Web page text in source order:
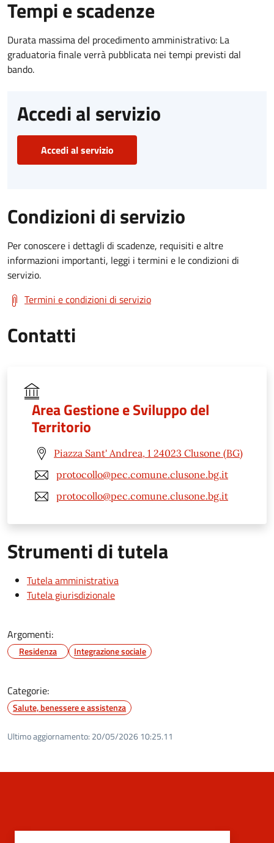
Tempi e scadenze
Durata massima del procedimento amministrativo: La
graduatoria finale verrà pubblicata nei tempi previsti dal
bando.
Accedi al servizio
Accedi al servizio
Condizioni di servizio
Per conoscere i dettagli di scadenze, requisiti e altre
informazioni importanti, leggi i termini e le condizioni di
servizio.
Termini e condizioni di servizio
Contatti
Area Gestione e Sviluppo del
Territorio
Piazza Sant' Andrea, 1 24023 Clusone (BG)
protocollo@pec.comune.clusone.bg.it
protocollo@pec.comune.clusone.bg.it
Strumenti di tutela
Tutela amministrativa
Tutela giurisdizionale
Argomenti:
Residenza Integrazione sociale
Categorie:
Salute, benessere e assistenza
Ultimo aggiornamento: 20/05/2026 10:25.11